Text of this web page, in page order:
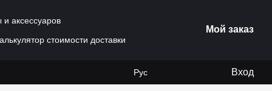
аксессуаров
стоимости доставки
Мой заказ
Рус Вход